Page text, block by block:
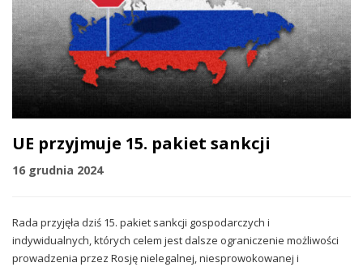
UE przyjmuje 15. pakiet sankcji
16 grudnia 2024
Rada przyjęła dziś 15. pakiet sankcji gospodarczych i
indywidualnych, których celem jest dalsze ograniczenie możliwości
prowadzenia przez Rosję nielegalnej, niesprowokowanej i